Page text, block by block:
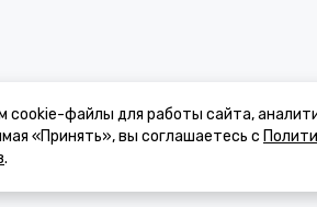
стоимости товаров и услуг, носит
cookie-файлы для работы сайта,
«Принять», вы соглашаетесь с
.